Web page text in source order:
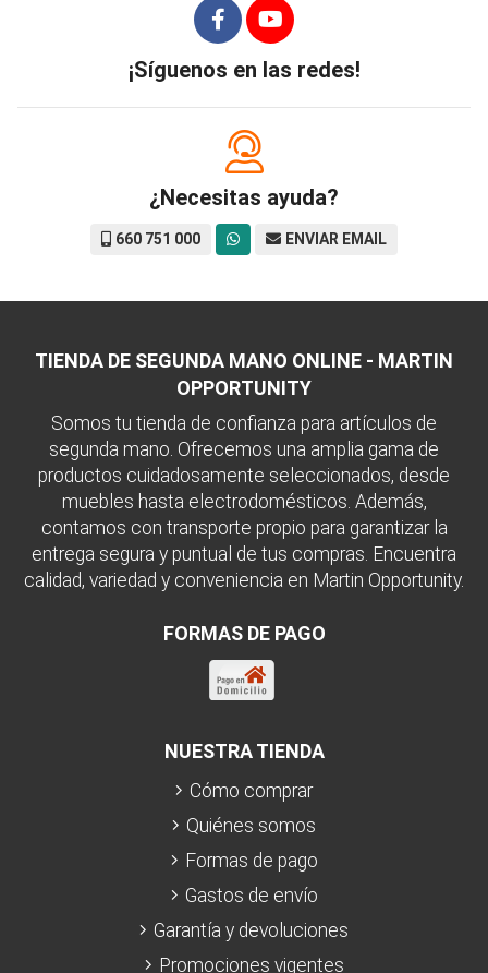
¡Síguenos en las redes!
¿Necesitas ayuda?
660 751 000 ENVIAR EMAIL
TIENDA DE SEGUNDA MANO ONLINE - MARTIN
OPPORTUNITY
Somos tu tienda de confianza para artículos de
segunda mano. Ofrecemos una amplia gama de
productos cuidadosamente seleccionados, desde
muebles hasta electrodomésticos. Además,
contamos con transporte propio para garantizar la
entrega segura y puntual de tus compras. Encuentra
calidad, variedad y conveniencia en Martin Opportunity.
FORMAS DE PAGO
NUESTRA TIENDA
Cómo comprar
Quiénes somos
Formas de pago
Gastos de envío
Garantía y devoluciones
Promociones vigentes